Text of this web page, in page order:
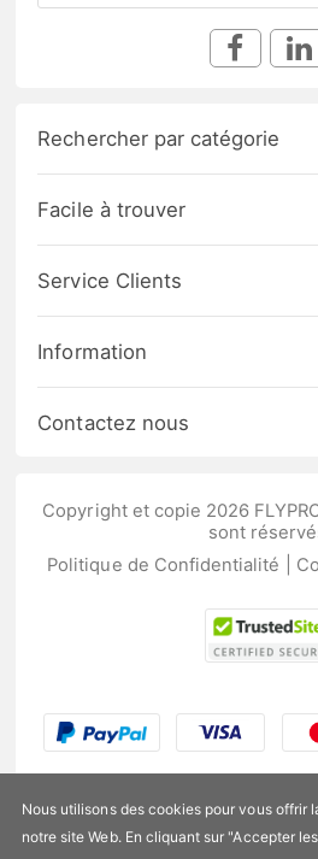
Rechercher par catégorie
Facile à trouver
Service Clients
Information
Contactez nous
Copyright et copie 2026
sont
Politique de Confidentialité
Nous utilisons des cookies pour vous offrir
notre site Web. En cliquant sur "Accepter